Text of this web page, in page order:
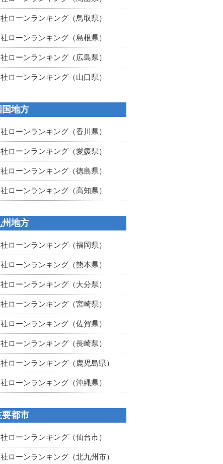
ローンランキング（鳥取県）
ローンランキング（島根県）
ローンランキング（広島県）
ローンランキング（山口県）
国地方
ローンランキング（香川県）
ローンランキング（愛媛県）
ローンランキング（徳島県）
ローンランキング（高知県）
州地方
ローンランキング（福岡県）
ローンランキング（熊本県）
ローンランキング（大分県）
ローンランキング（宮崎県）
ローンランキング（佐賀県）
ローンランキング（長崎県）
ローンランキング（鹿児島県）
ローンランキング（沖縄県）
要都市
ローンランキング（仙台市）
ローンランキング（北九州市）